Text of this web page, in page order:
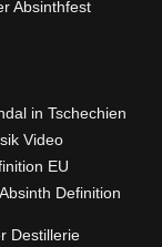
Absinthfest
in Tschechien
Video
EU
Definition
Destillerie